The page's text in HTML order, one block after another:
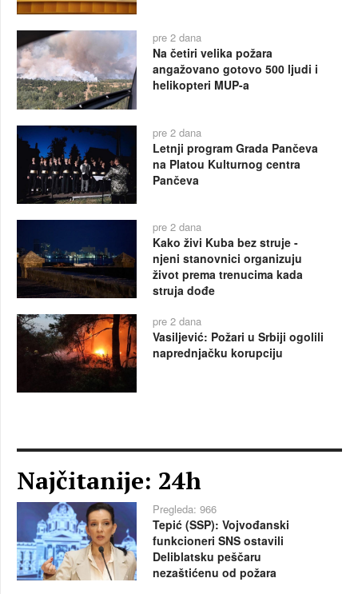
pre 2 dana
Na četiri velika požara
angažovano gotovo 500 ljudi i
helikopteri MUP-a
pre 2 dana
Letnji program Grada Pančeva
na Platou Kulturnog centra
Pančeva
pre 2 dana
Kako živi Kuba bez struje -
njeni stanovnici organizuju
život prema trenucima kada
struja dođe
pre 2 dana
Vasiljević: Požari u Srbiji ogolili
naprednjačku korupciju
Najčitanije: 24h
Pregleda: 966
Tepić (SSP): Vojvođanski
funkcioneri SNS ostavili
Deliblatsku peščaru
nezaštićenu od požara